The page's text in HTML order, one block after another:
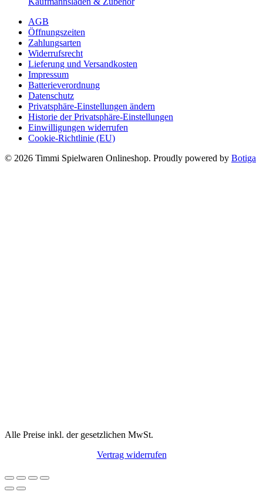
AGB
Öffnungszeiten
Zahlungsarten
Widerrufsrecht
Lieferung und Versandkosten
Impressum
Batterieverordnung
Datenschutz
Privatsphäre-Einstellungen ändern
Historie der Privatsphäre-Einstellungen
Einwilligungen widerrufen
Cookie-Richtlinie (EU)
© 2026 Timmi Spielwaren Onlineshop. Proudly powered by Botiga
Alle Preise inkl. der gesetzlichen MwSt.
Vertrag widerrufen